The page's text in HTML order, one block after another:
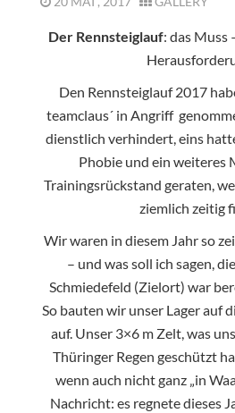
Der Rennsteiglauf: das Muss
Den Rennsteiglauf 2017
teamclaus´ in Angriff
dienstlich verhindert, eins
Phobie und ein weiteres
Trainingsrückstand geraten,
ziemlich zeitig
Wir waren in diesem Jahr so
– und was soll ich sagen,
Schmiedefeld (Zielort) war
So bauten wir unser Lager auf
auf. Unser 3×6 m Zelt, was
Thüringer Regen geschützt
wenn auch nicht ganz „in
Nachricht: es regnete dieses